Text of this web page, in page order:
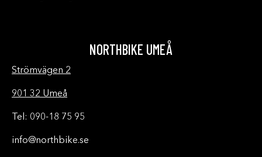
NORTHBIKE UMEÅ
Strömvägen 2
901 32 Umeå
Tel: 090-18 75 95
info@northbike.se